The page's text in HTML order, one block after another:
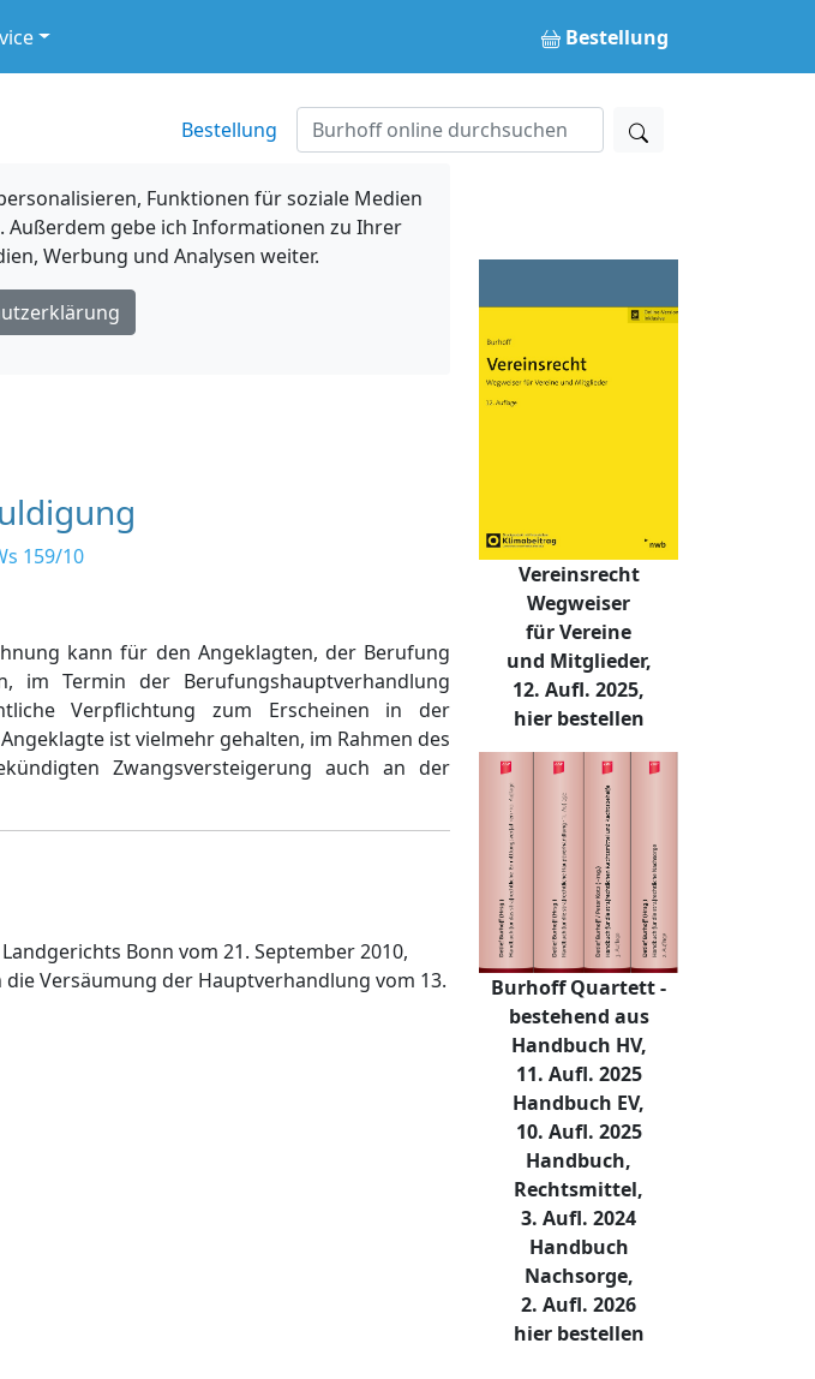
Bestellung
Bestellung
Funktionen für soziale Medien
Außerdem gebe ich Informationen zu Ihrer
Werbung und Analysen weiter.
159/10
kann für den Angeklagten, der Berufung
im Termin der Berufungshauptverhandlung
Verpflichtung zum Erscheinen in der
ist vielmehr gehalten, im Rahmen des
Zwangsversteigerung auch an der
Bonn vom 21. September 2010,
Versäumung der Hauptverhandlung vom 13.
Vereinsrecht
Wegweiser
für Vereine
und Mitglieder,
12. Aufl. 2025,
hier bestellen
Burhoff Quartett -
bestehend aus
Handbuch HV,
11. Aufl. 2025
Handbuch EV,
10. Aufl. 2025
Handbuch,
Rechtsmittel,
3. Aufl. 2024
Handbuch
Nachsorge,
2. Aufl. 2026
hier bestellen